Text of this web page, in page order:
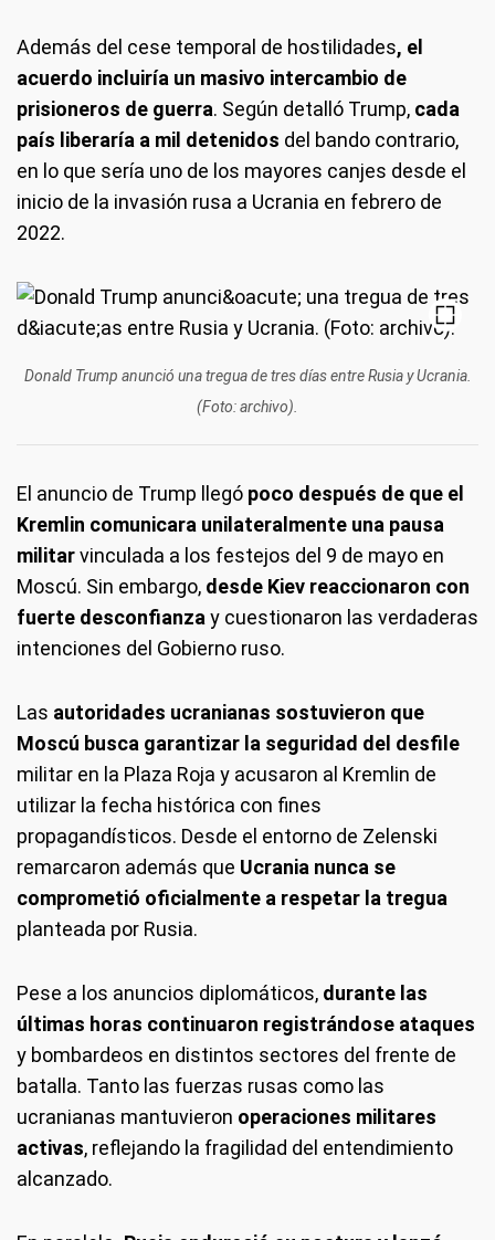
Además del cese temporal de hostilidades, el
acuerdo incluiría un masivo intercambio de
prisioneros de guerra. Según detalló Trump, cada
país liberaría a mil detenidos del bando contrario,
en lo que sería uno de los mayores canjes desde el
inicio de la invasión rusa a Ucrania en febrero de
2022.
Donald Trump anunció una tregua de tres días entre Rusia y Ucrania.
(Foto: archivo).
El anuncio de Trump llegó poco después de que el
Kremlin comunicara unilateralmente una pausa
militarvinculada a los festejos del 9 de mayo en
Moscú. Sin embargo, desde Kiev reaccionaron con
fuerte desconfianza y cuestionaron las verdaderas
intenciones del Gobierno ruso.
Las autoridades ucranianas sostuvieron que
Moscú busca garantizar la seguridad del desfile
militar en la Plaza Roja y acusaron al Kremlin de
utilizar la fecha histórica con fines
propagandísticos. Desde el entorno de Zelenski
remarcaron además que Ucrania nunca se
comprometió oficialmente a respetar la tregua
planteada por Rusia.
Pese a los anuncios diplomáticos, durante las
últimas horas continuaron registrándose ataques
y bombardeos en distintos sectores del frente de
batalla. Tanto las fuerzas rusas como las
ucranianas mantuvieron operaciones militares
activas, reflejando la fragilidad del entendimiento
alcanzado.